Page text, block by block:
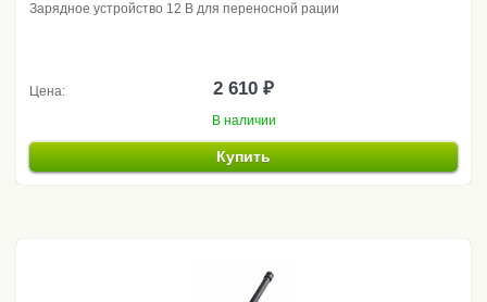
Зарядное устройство 12 В для переносной рации
Цена: 2 610 ₽
В наличии
Купить